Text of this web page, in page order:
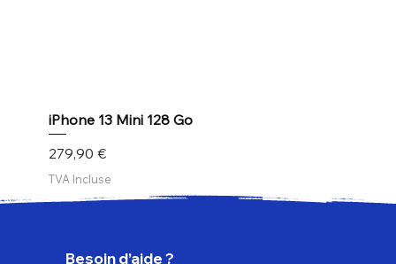
iPhone 13 Mini 128 Go
Prix
279,90 €
TVA Incluse
Besoin d’aide ?